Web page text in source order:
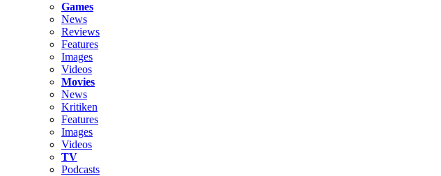
Games
News
Reviews
Features
Images
Videos
Movies
News
Kritiken
Features
Images
Videos
TV
Podcasts